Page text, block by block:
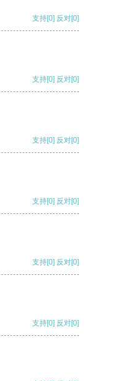
支持[0] 反对[0]
支持[0] 反对[0]
支持[0] 反对[0]
支持[0] 反对[0]
支持[0] 反对[0]
支持[0] 反对[0]